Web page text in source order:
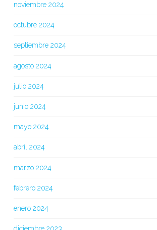
noviembre 2024
octubre 2024
septiembre 2024
agosto 2024
julio 2024
junio 2024
mayo 2024
abril 2024
marzo 2024
febrero 2024
enero 2024